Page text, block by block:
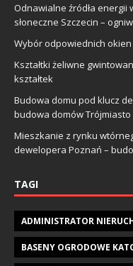
Odnawialne źródła
słoneczne Szczecin –
Wybór odpowiednich okien
Kształtki żeliwne
kształtek
Budowa domu pod klucz
budowa domów Trójmiasto
Mieszkanie z rynku
dewelopera Poznań –
TAGI
ADMINISTRATOR
BASENY OGRODOWE